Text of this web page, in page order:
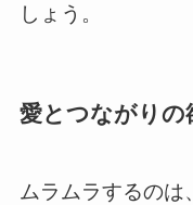
しょう。
愛とつながりの
ムラムラするのは、